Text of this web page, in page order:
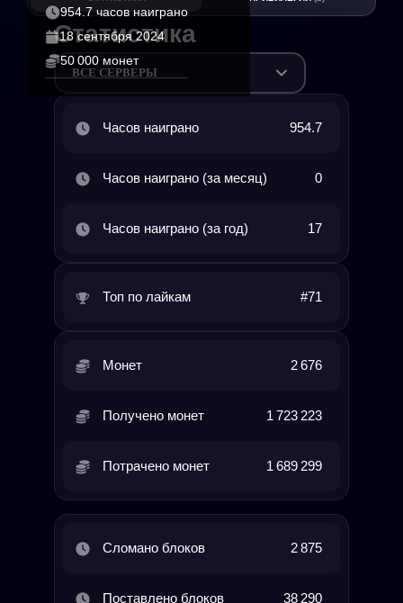
954.7 часов наиграно
18 сентября 2024
50 000 монет
Статистика
ВСЕ СЕРВЕРЫ
Часов наиграно 954.7
Часов наиграно (за месяц) 0
Часов наиграно (за год) 17
Топ по лайкам #71
Монет 2 676
Получено монет 1 723 223
Потрачено монет 1 689 299
Сломано блоков 2 875
Поставлено блоков 38 290